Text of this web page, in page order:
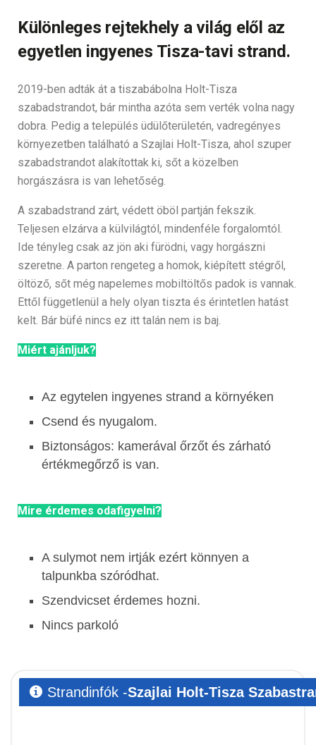
Különleges rejtekhely a világ elől az
egyetlen ingyenes Tisza-tavi strand.
2019-ben adták át a tiszabábolna Holt-Tisza
szabadstrandot, bár mintha azóta sem verték volna nagy
dobra. Pedig a település üdülőterületén, vadregényes
környezetben található a Szajlai Holt-Tisza, ahol szuper
szabadstrandot alakítottak ki, sőt a közelben
horgászásra is van lehetőség.
A szabadstrand zárt, védett öböl partján fekszik.
Teljesen elzárva a külvilágtól, mindenféle forgalomtól.
Ide tényleg csak az jön aki fürödni, vagy horgászni
szeretne. A parton rengeteg a homok, kiépített stégről,
öltöző, sőt még napelemes mobiltöltős padok is vannak.
Ettől függetlenül a hely olyan tiszta és érintetlen hatást
kelt. Bár büfé nincs ez itt talán nem is baj.
Miért ajánljuk?
Az egytelen ingyenes strand a környéken
Csend és nyugalom.
Biztonságos: kamerával őrzőt és zárható
értékmegőrző is van.
Mire érdemes odafigyelni?
A sulymot nem irtják ezért könnyen a
talpunkba szóródhat.
Szendvicset érdemes hozni.
Nincs parkoló
Strandinfók -Szajlai Holt-Tisza